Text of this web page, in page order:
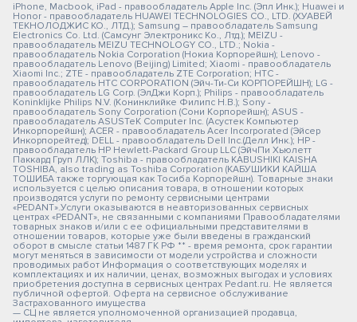
iPhone, Macbook, iPad - правообладатель Apple Inc. (Эпл Инк.); Huawei и
Honor - правообладатель HUAWEI TECHNOLOGIES CO., LTD. (ХУАВЕЙ
ТЕКНОЛОДЖИС КО., ЛТД.); Samsung – правообладатель Samsung
Electronics Co. Ltd. (Самсунг Электроникс Ко., Лтд.); MEIZU -
правообладатель MEIZU TECHNOLOGY CO., LTD.; Nokia -
правообладатель Nokia Corporation (Нокиа Корпорейшн); Lenovo -
правообладатель Lenovo (Beijing) Limited; Xiaomi - правообладатель
Xiaomi Inc.; ZTE - правообладатель ZTE Corporation; HTC -
правообладатель HTC CORPORATION (Эйч-Ти-Си КОРПОРЕЙШН); LG -
правообладатель LG Corp. (ЭлДжи Корп.); Philips - правообладатель
Koninklijke Philips N.V. (Конинклийке Филипс Н.В.); Sony -
правообладатель Sony Corporation (Сони Корпорейшн); ASUS -
правообладатель ASUSTeK Computer Inc. (Асустек Компьютер
Инкорпорейшн); ACER - правообладатель Acer Incorporated (Эйсер
Инкорпорейтед); DELL - правообладатель Dell Inc.(Делл Инк.); HP -
правообладатель HP Hewlett-Packard Group LLC (ЭйчПи Хьюлетт
Паккард Груп ЛЛК); Toshiba - правообладатель KABUSHIKI KAISHA
TOSHIBA, also trading as Toshiba Corporation (КАБУШИКИ КАЙША
ТОШИБА также торгующая как Тосиба Корпорейшн). Товарные знаки
используется с целью описания товара, в отношении которых
производятся услуги по ремонту сервисными центрами
«PEDANT».Услуги оказываются в неавторизованных сервисных
центрах «PEDANT», не связанными с компаниями Правообладателями
товарных знаков и/или с ее официальными представителями в
отношении товаров, которые уже были введены в гражданский
оборот в смысле статьи 1487 ГК РФ ** - время ремонта, срок гарантии
могут меняться в зависимости от модели устройства и сложности
проводимых работ Информация о соответствующих моделях и
комплектациях и их наличии, ценах, возможных выгодах и условиях
приобретения доступна в сервисных центрах Pedant.ru. Не является
публичной офертой. Оферта на сервисное обслуживание
Застрахованного имущества
— СЦ не является уполномоченной организацией продавца,